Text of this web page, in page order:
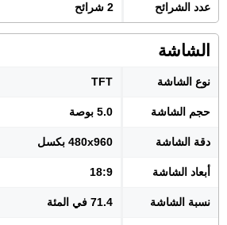
عدد الشرائح 2 شرائح
الشاشة
نوع الشاشة TFT
حجم الشاشة 5.0 بوصة
دقة الشاشة 480x960 بكسل
أبعاد الشاشة 18:9
نسبة الشاشة 71.4 في المئة